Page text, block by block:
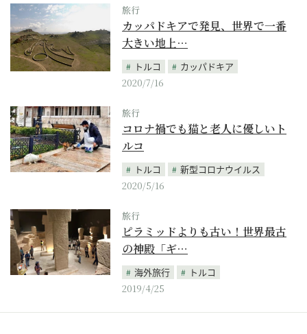
旅行
カッパドキアで発見、世界で一番
大きい地上…
トルコ
カッパドキア
2020/7/16
旅行
コロナ禍でも猫と老人に優しいト
ルコ
トルコ
新型コロナウイルス
2020/5/16
旅行
ピラミッドよりも古い！世界最古
の神殿「ギ…
海外旅行
トルコ
2019/4/25